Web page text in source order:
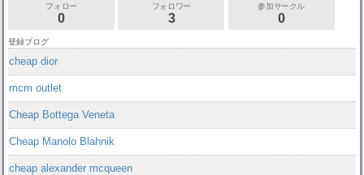
フォロー
0
フォロワー
3
参加サークル
0
登録ブログ
cheap dior
mcm outlet
Cheap Bottega Veneta
Cheap Manolo Blahnik
cheap alexander mcqueen